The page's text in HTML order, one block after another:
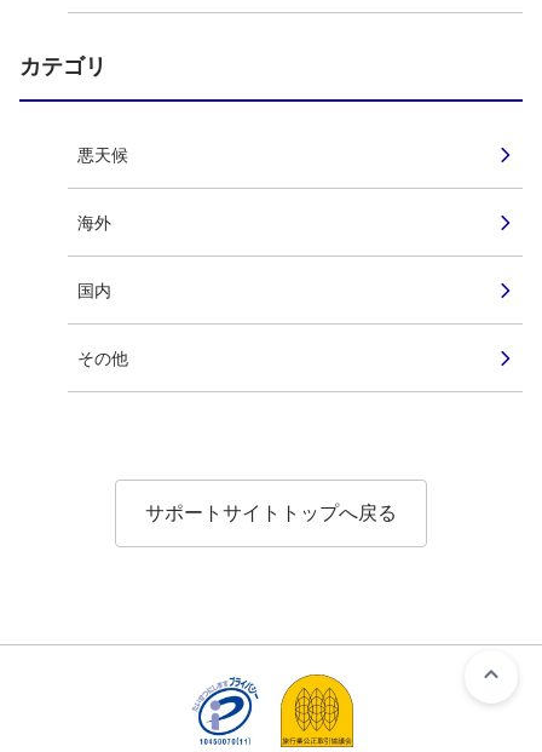
（海外）
カテゴリ
悪天候
海外
国内
その他
サポートサイトトップへ戻る